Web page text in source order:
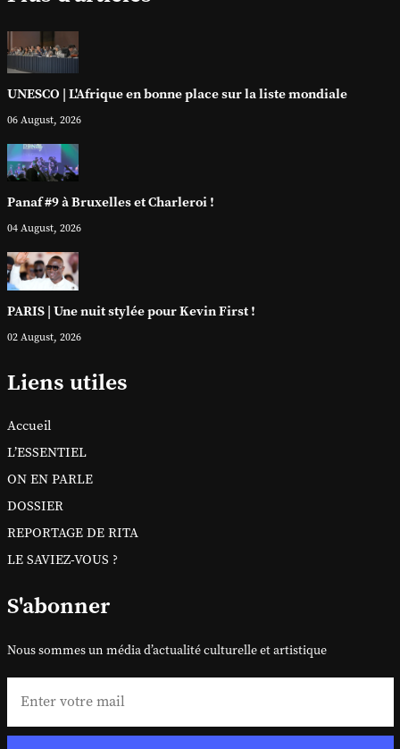
UNESCO | L'Afrique en bonne place sur la liste mondiale
06 August, 2026
Panaf #9 à Bruxelles et Charleroi !
04 August, 2026
PARIS | Une nuit stylée pour Kevin First !
02 August, 2026
Liens utiles
Accueil
L’ESSENTIEL
ON EN PARLE
DOSSIER
REPORTAGE DE RITA
LE SAVIEZ-VOUS ?
S'abonner
Nous sommes un média d’actualité culturelle et artistique